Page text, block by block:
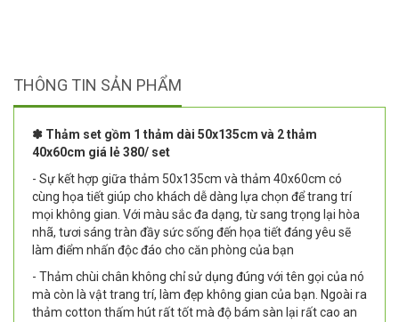
THÔNG TIN SẢN PHẨM
✽ Thảm set gồm 1 thảm dài 50x135cm và 2 thảm
40x60cm giá lẻ 380/ set
- Sự kết hợp giữa thảm 50x135cm và thảm 40x60cm có
cùng họa tiết giúp cho khách dễ dàng lựa chọn để trang trí
mọi không gian. Với màu sắc đa dạng, từ sang trọng lại hòa
nhã, tươi sáng tràn đầy sức sống đến họa tiết đáng yêu sẽ
làm điểm nhấn độc đáo cho căn phòng của bạn
- Thảm chùi chân không chỉ sử dụng đúng với tên gọi của nó
mà còn là vật trang trí, làm đẹp không gian của bạn. Ngoài ra
thảm cotton thấm hút rất tốt mà độ bám sàn lại rất cao an